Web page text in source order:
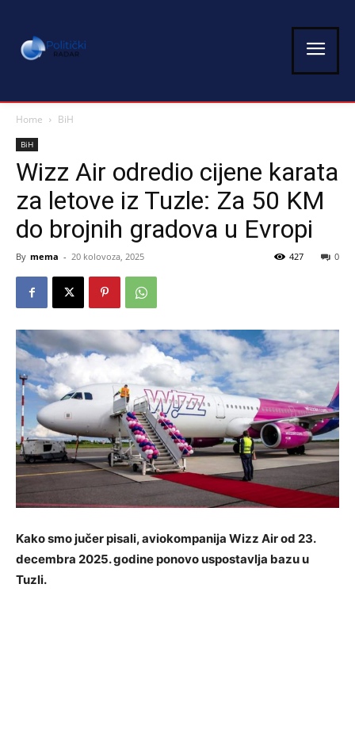
Home BiH
BiH
Wizz Air odredio cijene karata
za letove iz Tuzle: Za 50 KM
do brojnih gradova u Evropi
By mema - 20 kolovoza, 2025 0
427
Kako smo jučer pisali, aviokompanija Wizz Air od 23.
decembra 2025. godine ponovo uspostavlja bazu u
Tuzli.